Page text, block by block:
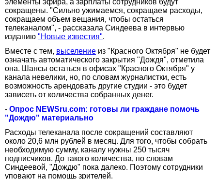
сокращены. "Сильно ужимаемся, сокращаем расходы,
сокращаем объем вещания, чтобы остаться
телеканалом", - рассказала Синдеева в интервью
изданию "Новые известия".
Вместе с тем, выселение из "Красного Октября" не будет
означать автоматического закрытия "Дождя", отметила
она. Шансы остаться в офисах "Красного Октября" у
канала невелики, но, по словам журналистки, есть
возможность арендовать другие студии - это будет
зависеть от количества собранных денег.
- Опрос NEWSru.com: готовы ли граждане помочь
"Дождю" материально
Расходы телеканала после сокращений составляют
около 20,6 млн рублей в месяц. Для того, чтобы собрать
необходимую сумму, каналу нужны 250 тысяч
подписчиков. До такого количества, по словам
Синдеевой, "Дождю" пока далеко. Поэтому сотрудники
уповают на помощь зрителей.